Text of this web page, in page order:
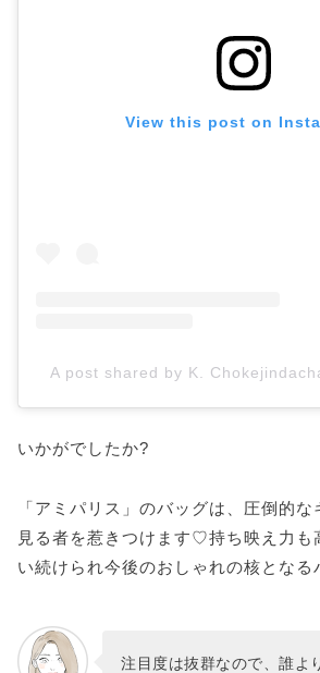
View this post on
A post shared by K.
いかがでしたか?
「アミパリス」のバッグは、圧倒的
見る者を惹きつけます♡持ち映え力も
い続けられ今後のおしゃれの核となる
注目度は抜群なので、誰よ